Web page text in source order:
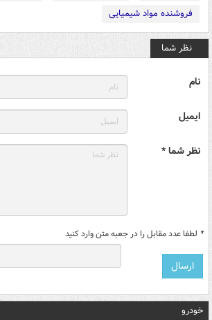
فروشنده مواد شیمیایی
نظر شما
نام
ایمیل
نظر شما *
* لطفا عدد مقابل را در جعبه متن وارد کنید
خودرو